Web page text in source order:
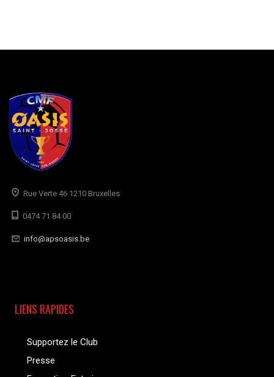
Rue Verte 46 1210 Bruxelles
0474 71 84 00
info@apsoasis.be
LIENS RAPIDES
Supportez le Club
Presse